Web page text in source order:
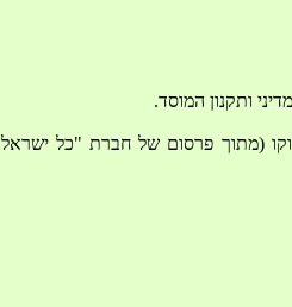
מארוקו (מתוך פרסום של חברת "כל ישראל